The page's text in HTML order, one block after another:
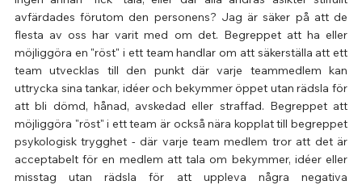
avfärdades förutom den personens? Jag är säker på att de
flesta av oss har varit med om det. Begreppet att ha eller
möjliggöra en "röst" i ett team handlar om att säkerställa att ett
team utvecklas till den punkt där varje teammedlem kan
uttrycka sina tankar, idéer och bekymmer öppet utan rädsla för
att bli dömd, hånad, avskedad eller straffad. Begreppet att
möjliggöra "röst" i ett team är också nära kopplat till begreppet
psykologisk trygghet - där varje team medlem tror att det är
acceptabelt för en medlem att tala om bekymmer, idéer eller
misstag utan rädsla för att uppleva några negativa